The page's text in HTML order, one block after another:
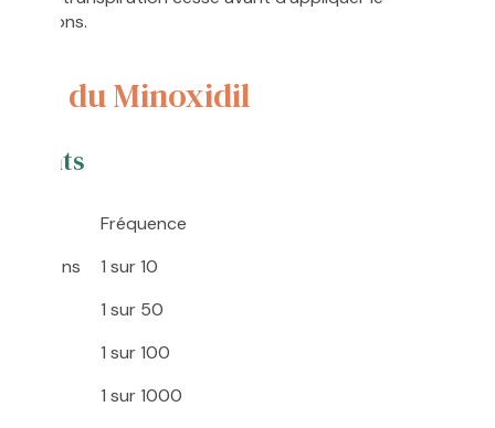
du Minoxidil
Fréquence
1 sur 10
1 sur 50
1 sur 100
1 sur 1000